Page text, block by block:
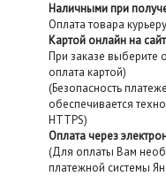
Наличными при
Оплата товара
Картой онлайн на
При заказе выберите
оплата картой)
(Безопасность
обеспечивается
HTTPS)
Оплата через
(Для оплаты Вам
платежной системы